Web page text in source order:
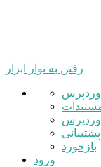
رفتن به نوار ابزار
درباره
وردپرس
وردپرس
وردپرس
پشتیبانی
بازخورد
ورود